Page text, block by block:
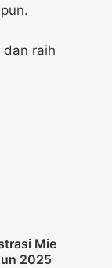
dan raih
Mie
2025